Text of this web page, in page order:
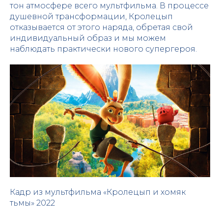
тон атмосфере всего мультфильма. В процессе
душевной трансформации, Кролецып
отказывается от этого наряда, обретая свой
индивидуальный образ и мы можем
наблюдать практически нового супергероя.
Кадр из мультфильма «Кролецып и хомяк
тьмы» 2022